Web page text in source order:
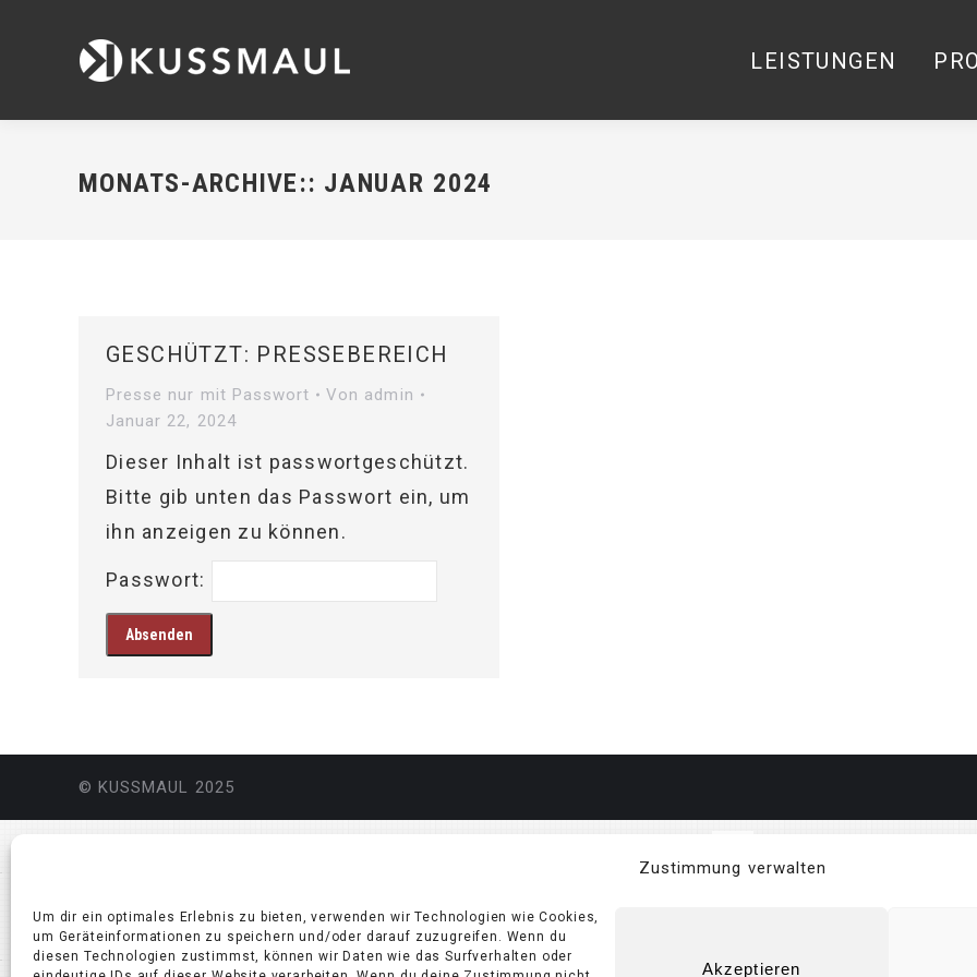
Zustimmung verwalten
Um dir ein optimales Erlebnis zu bieten, verwenden wir Technologien wie Cookies,
um Geräteinformationen zu speichern und/oder darauf zuzugreifen. Wenn du
diesen Technologien zustimmst, können wir Daten wie das Surfverhalten oder
Akzeptieren
LEISTUNGEN
MONATS-ARCHIVE:: JANUAR 2024
GESCHÜTZT: PRESSEBEREICH
Presse nur mit Passwort Von admin
Januar 22, 2024
Dieser Inhalt ist passwortgeschützt.
Bitte gib unten das Passwort ein, um
ihn anzeigen zu können.
Passwort:
© KUSSMAUL 2025